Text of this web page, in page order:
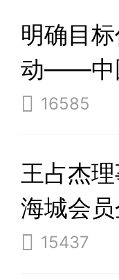
明确目
动——中
月度工作
16585
王占杰
海城会
15437